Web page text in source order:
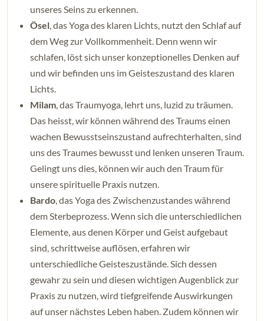
unseres Seins zu erkennen.
Ösel, das Yoga des klaren Lichts, nutzt den Schlaf auf
dem Weg zur Vollkommenheit. Denn wenn wir
schlafen, löst sich unser konzeptionelles Denken auf
und wir befinden uns im Geisteszustand des klaren
Lichts.
Milam, das Traumyoga, lehrt uns, luzid zu träumen.
Das heisst, wir können während des Traums einen
wachen Bewusstseinszustand aufrechterhalten, sind
uns des Traumes bewusst und lenken unseren Traum.
Gelingt uns dies, können wir auch den Traum für
unsere spirituelle Praxis nutzen.
Bardo, das Yoga des Zwischenzustandes während
dem Sterbeprozess. Wenn sich die unterschiedlichen
Elemente, aus denen Körper und Geist aufgebaut
sind, schrittweise auflösen, erfahren wir
unterschiedliche Geisteszustände. Sich dessen
gewahr zu sein und diesen wichtigen Augenblick zur
Praxis zu nutzen, wird tiefgreifende Auswirkungen
auf unser nächstes Leben haben. Zudem können wir